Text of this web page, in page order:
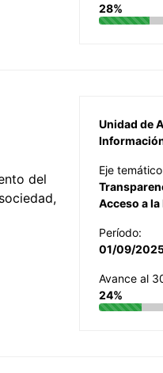
28%
del
Unidad de
Eje
Acceso a
Período:
01/09/
Avance al
24%